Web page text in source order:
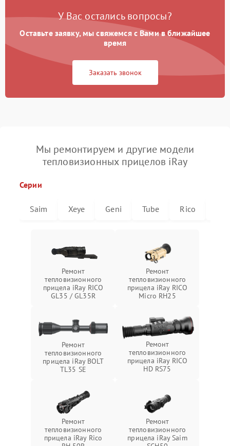
У Вас остались вопросы?
Оставьте заявку, мы свяжемся с Вами в ближайшее
время
Заказать звонок
Мы ремонтируем и другие модели
тепловизионных прицелов iRay
Серии
Saim Xeye Geni Tube Rico
Ремонт
тепловизионного
прицела iRay RICO
GL35 / GL35R
Ремонт
тепловизионного
прицела iRay RICO
Micro RH25
Ремонт
тепловизионного
прицела iRay BOLT
TL35 SE
Ремонт
тепловизионного
прицела iRay RICO
HD RS75
Ремонт
тепловизионного
прицела iRay Rico
Ремонт
тепловизионного
прицела iRay Saim